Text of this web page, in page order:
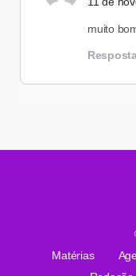
muito
Matérias